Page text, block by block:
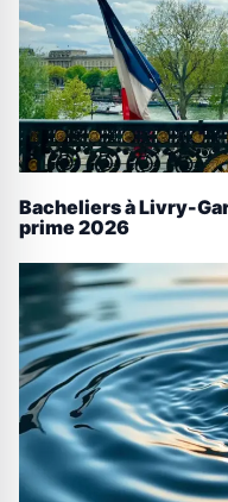
Bacheliers à Livry-
prime 2026